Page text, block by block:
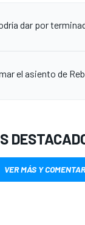
dar por
el asiento de
VER MÁS Y COMENTAR